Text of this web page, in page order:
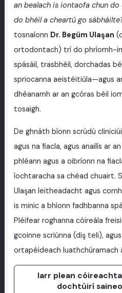
an bealach is iontaofa chun
do bhéil a cheartú go
tosnaíonn Dr. Begüm Ulaşan
ortodontach) trí do phríomh-
spásáil, trasbhéil, dorchadas
spriocanna aeistéitiúla—agus
dhéanamh ar an gcóras béil
tosaigh.
De ghnáth bíonn scrúdú
agus na fiacla, agus anailís ar
phléann agus a oibríonn na
íochtaracha sa chéad chuairt.
Ulaşan leitheadacht agus
is minic a bhíonn fadhbanna
Pléifear roghanna cóireála
gcoinne scriúnna (diş teli),
ortapéideach luathchúramach
Iarr plean
dochtúirí